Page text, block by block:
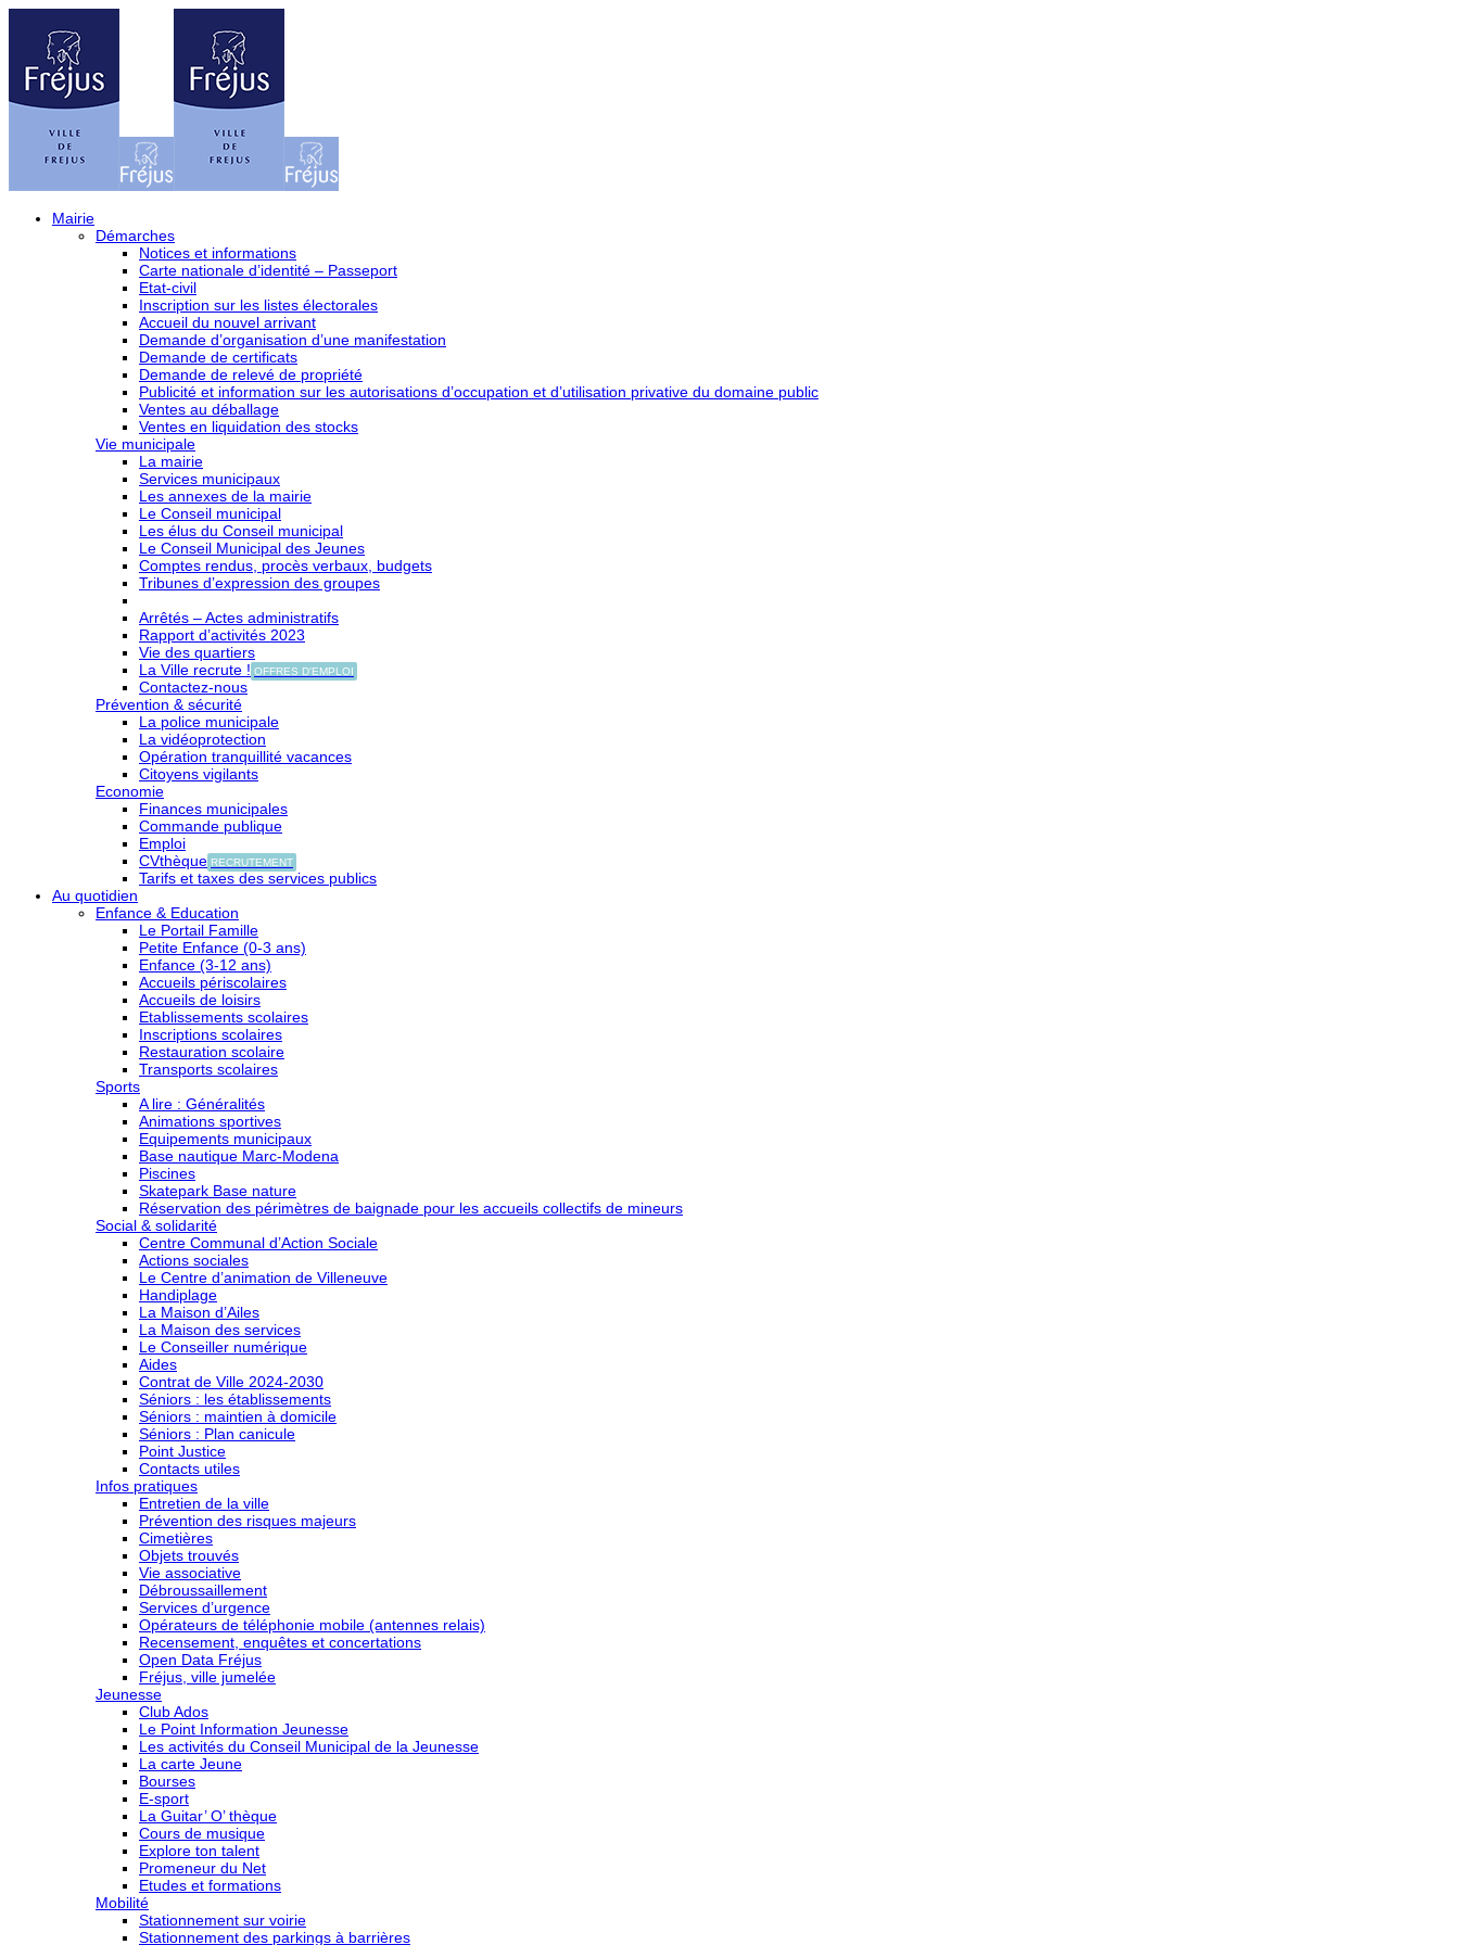
Mairie
Démarches
Notices et informations
Carte nationale d’identité – Passeport
Etat-civil
Inscription sur les listes électorales
Accueil du nouvel arrivant
Demande d’organisation d’une manifestation
Demande de certificats
Demande de relevé de propriété
Publicité et information sur les autorisations d’occupation et d’utilisation privative du domaine public
Ventes au déballage
Ventes en liquidation des stocks
Vie municipale
La mairie
Services municipaux
Les annexes de la mairie
Le Conseil municipal
Les élus du Conseil municipal
Le Conseil Municipal des Jeunes
Comptes rendus, procès verbaux, budgets
Tribunes d’expression des groupes
Arrêtés – Actes administratifs
Rapport d’activités 2023
Vie des quartiers
La Ville recrute ! OFFRES D'EMPLOI
Contactez-nous
Prévention & sécurité
La police municipale
La vidéoprotection
Opération tranquillité vacances
Citoyens vigilants
Economie
Finances municipales
Commande publique
Emploi
CVthèque RECRUTEMENT
Tarifs et taxes des services publics
Au quotidien
Enfance & Education
Le Portail Famille
Petite Enfance (0-3 ans)
Enfance (3-12 ans)
Accueils périscolaires
Accueils de loisirs
Etablissements scolaires
Inscriptions scolaires
Restauration scolaire
Transports scolaires
Sports
A lire : Généralités
Animations sportives
Equipements municipaux
Base nautique Marc-Modena
Piscines
Skatepark Base nature
Réservation des périmètres de baignade pour les accueils collectifs de mineurs
Social & solidarité
Centre Communal d’Action Sociale
Actions sociales
Le Centre d’animation de Villeneuve
Handiplage
La Maison d’Ailes
La Maison des services
Le Conseiller numérique
Aides
Contrat de Ville 2024-2030
Séniors : les établissements
Séniors : maintien à domicile
Séniors : Plan canicule
Point Justice
Contacts utiles
Infos pratiques
Entretien de la ville
Prévention des risques majeurs
Cimetières
Objets trouvés
Vie associative
Débroussaillement
Services d’urgence
Opérateurs de téléphonie mobile (antennes relais)
Recensement, enquêtes et concertations
Open Data Fréjus
Fréjus, ville jumelée
Jeunesse
Club Ados
Le Point Information Jeunesse
Les activités du Conseil Municipal de la Jeunesse
La carte Jeune
Bourses
E-sport
La Guitar’ O’ thèque
Cours de musique
Explore ton talent
Promeneur du Net
Etudes et formations
Mobilité
Stationnement sur voirie
Stationnement des parkings à barrières